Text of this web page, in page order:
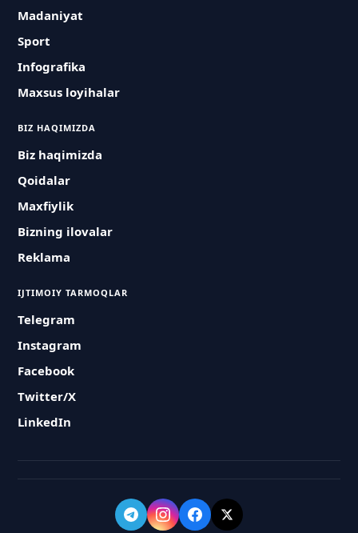
Madaniyat
Sport
Infografika
Maxsus loyihalar
BIZ HAQIMIZDA
Biz haqimizda
Qoidalar
Maxfiylik
Bizning ilovalar
Reklama
IJTIMOIY TARMOQLAR
Telegram
Instagram
Facebook
Twitter/X
LinkedIn